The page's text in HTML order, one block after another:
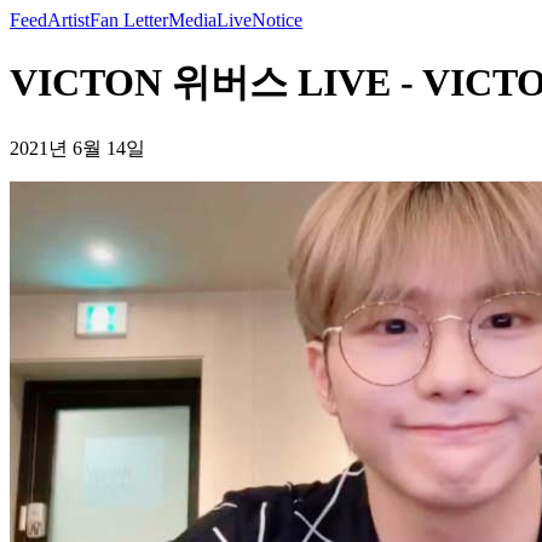
FeedArtistFan LetterMediaLiveNotice
VICTON 위버스 LIVE -
2021년 6월 14일